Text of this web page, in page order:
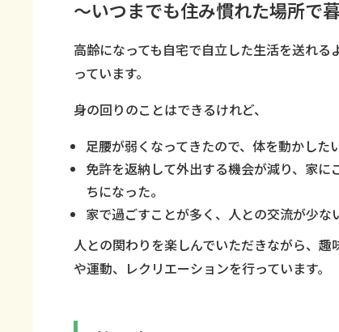
～いつまでも住み慣れた場所で
高齢になっても自宅で自立した生活を送れ
っています。
身の回りのことはできるけれど、
足腰が弱くなってきたので、体を動かしたい
免許を返納して外出する機会が減り、家に
ちになった。
家で過ごすことが多く、人との交流が少
人との関わりを楽しんでいただきながら、趣
や運動、レクリエーションを行っています。